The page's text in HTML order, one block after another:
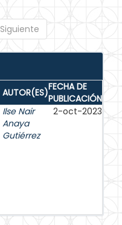
Siguiente
AUTOR(ES)FECHA DE
PUBLICACIÓN
Ilse Nair
Anaya
Gutiérrez
2-oct-2023